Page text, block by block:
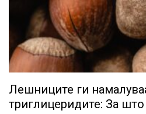
Лешниците ги
триглицеридите: За